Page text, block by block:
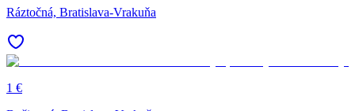
Ráztočná, Bratislava-Vrakuňa
1 €